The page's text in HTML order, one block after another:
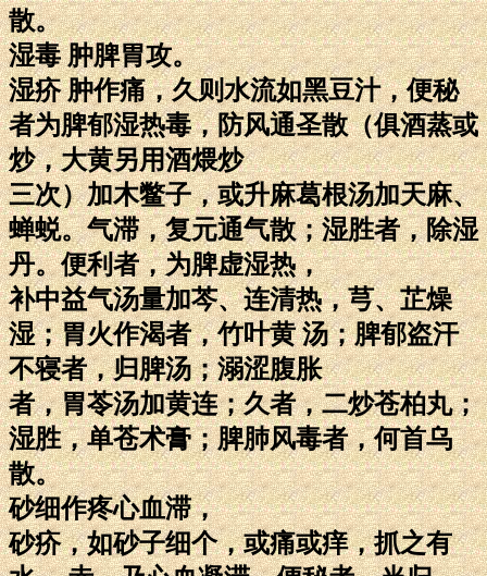
散。
湿毒 肿脾胃攻。
湿疥 肿作痛，久则水流如黑豆汁，便秘
者为脾郁湿热毒，防风通圣散（俱酒蒸或
炒，大黄另用酒煨炒
三次）加木鳖子，或升麻葛根汤加天麻、
蝉蜕。气滞，复元通气散；湿胜者，除湿
丹。便利者，为脾虚湿热，
补中益气汤量加芩、连清热，芎、芷燥
湿；胃火作渴者，竹叶黄 汤；脾郁盗汗
不寝者，归脾汤；溺涩腹胀
者，胃苓汤加黄连；久者，二炒苍柏丸；
湿胜，单苍术膏；脾肺风毒者，何首乌
散。
砂细作疼心血滞，
砂疥，如砂子细个，或痛或痒，抓之有